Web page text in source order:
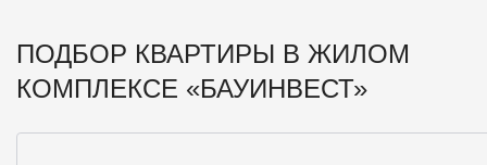
ПОДБОР КВАРТИРЫ В ЖИЛОМ
КОМПЛЕКСЕ «БАУИНВЕСТ»